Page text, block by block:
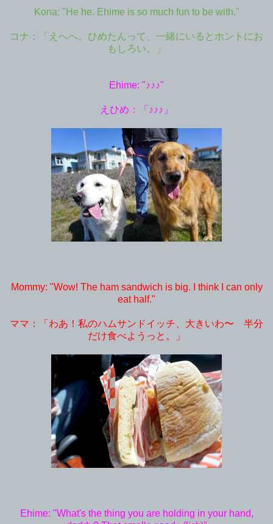
Kona: "He he. Ehime is so much fun to be with."
コナ：「えへへ。ひめたんって、一緒にいるとホントにお
もしろい。」
Ehime: "♪♪♪"
えひめ：「♪♪♪」
Mommy: "Wow! The ham sandwich is big. I think I can only
eat half."
ママ：「わあ！私のハムサンドイッチ、大きいわ〜 半分
だけ食べようっと。」
Ehime: "What's the thing you are holding in your hand,